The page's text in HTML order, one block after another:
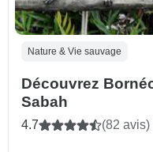
Nature & Vie sauvage
Découvrez
Sabah
4.7 (82 avis)